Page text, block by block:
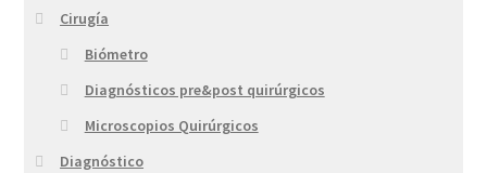
Cirugía
Biómetro
Diagnósticos pre&post quirúrgicos
Microscopios Quirúrgicos
Diagnóstico